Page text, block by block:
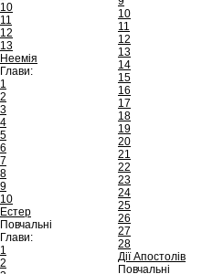
10
11
12
13
Неемія
Глави:
1
2
3
4
5
6
7
8
9
10
Естер
Повчальні
Глави:
1
2
10
11
12
13
14
15
16
17
18
19
20
21
22
23
24
25
26
27
28
Дії Апостолів
Повчальні